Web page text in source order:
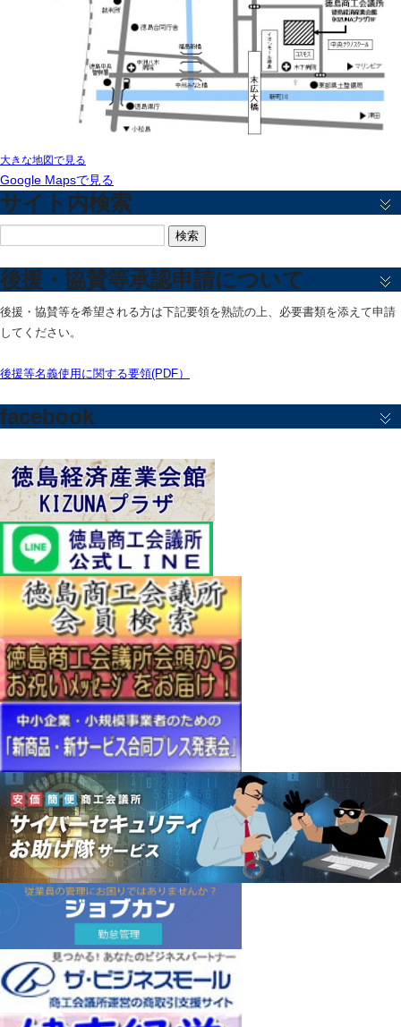
大きな地図で見る
Google Mapsで見る
サイト内検索
後援・協賛等承認申請について
後援・協賛等を希望される方は下記要領を熟読の上、必要書類を添えて申請
してください。
後援等名義使用に関する要領(PDF）
facebook